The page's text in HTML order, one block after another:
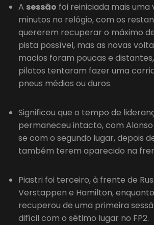
A sessão foi reiniciada mais uma
minutos no relógio, com os
quererem recuperar o máximo
pista possível, mas as novas
macios foram poucas e
pilotos tentaram fazer uma
pneus médios ou duros
Significou que o tempo de
permaneceu intacto, com
se com o segundo lugar, depois
também terem aparecido na
Piastri foi terceiro, à frente de
Verstappen e Hamilton, enquanto
recuperou de uma primeira
difícil com o sétimo lugar no FP2.